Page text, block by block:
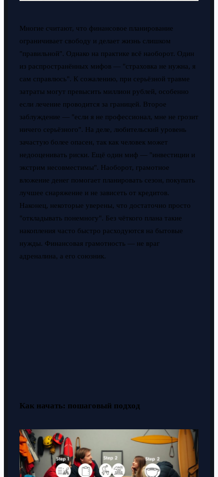
Многие считают, что финансовое планирование
ограничивает свободу и делает жизнь слишком
"правильной". Однако на практике всё наоборот. Один
из распространённых мифов — "страховка не нужна, я
сам справлюсь". К сожалению, при серьёзной травме
затраты могут превысить миллион рублей, особенно
если лечение проводится за границей. Второе
заблуждение — "если я не профессионал, мне не грозит
ничего серьёзного". На деле, любительский уровень
зачастую более опасен, так как человек может
недооценивать риски. Ещё один миф — "инвестиции и
экстрим несовместимы". Наоборот, грамотное
вложение денег помогает планировать сезон, покупать
лучшее снаряжение и не зависеть от кредитов.
Наконец, некоторые уверены, что достаточно просто
"откладывать понемногу". Без чёткого плана такие
накопления часто быстро расходуются на бытовые
нужды. Финансовая грамотность — не враг
адреналина, а его союзник.
Как начать: пошаговый подход